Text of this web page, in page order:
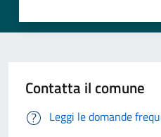
Contatta il comune
Leggi le domande